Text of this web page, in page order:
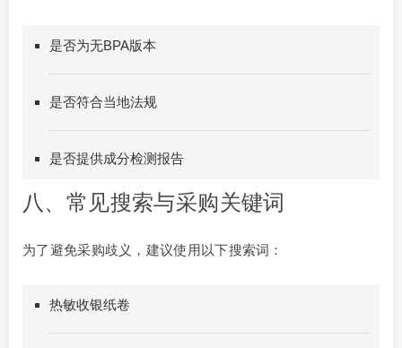
是否为无BPA版本
是否符合当地法规
是否提供成分检测报告
八、常见搜索与采购关键词
为了避免采购歧义，建议使用以下搜索词：
热敏收银纸卷